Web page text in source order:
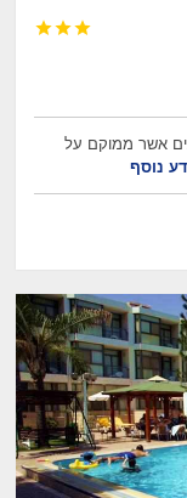



בטבריה הינו מלון ברמת 3 כוכבים אשר ממוקם על
נוסף